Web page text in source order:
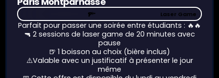
Laser Game
Laser Game
Parfait pour passer une soirée entre étudiants : 🔥🔥
🔫 2 sessions de laser game de 20 minutes avec
pause
🍺 1 boisson au choix (bière inclus)
⚠️Valable avec un justificatif à présenter le jour
même